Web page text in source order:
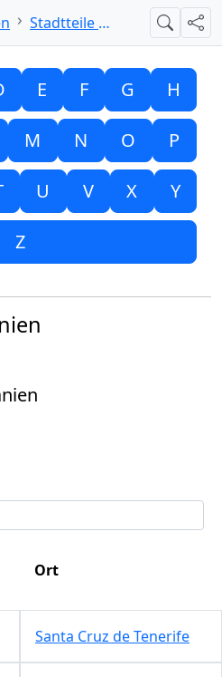
Stadtteile mit T Suche
E F G H
M N O P
U V X Y
Z
Ort
Santa Cruz de Tenerife